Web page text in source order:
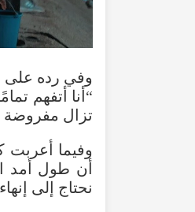
وفي رده على
“أنا أتفهم
تزال
وفيما أعربت
أن طول أمد
نحتاج إلى